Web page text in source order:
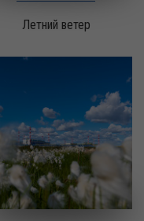
Летний ветер